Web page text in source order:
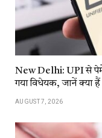
New Delhi: UPI से
गया विधेयक, जानें क्या हैं
AUGUST 7, 2026